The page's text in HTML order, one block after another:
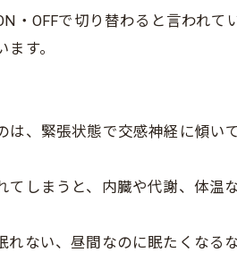
・OFFで切り替わると言われて
す。
は、緊張状態で交感神経に傾
てしまうと、内臓や代謝、体温
れない、昼間なのに眠たくなる